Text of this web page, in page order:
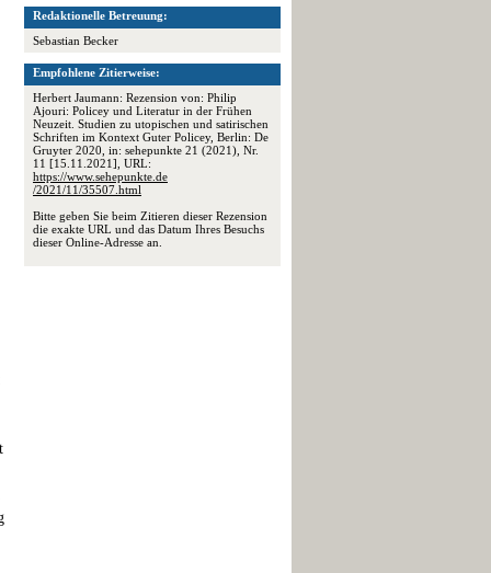
Redaktionelle Betreuung:
Sebastian Becker
Empfohlene Zitierweise:
Herbert Jaumann: Rezension von: Philip
Ajouri: Policey und Literatur in der Frühen
Neuzeit. Studien zu utopischen und satirischen
Schriften im Kontext Guter Policey, Berlin: De
Gruyter 2020, in: sehepunkte 21 (2021), Nr.
11 [15.11.2021], URL:
https://www.sehepunkte.de
/2021/11/35507.html
Bitte geben Sie beim Zitieren dieser Rezension
die exakte URL und das Datum Ihres Besuchs
dieser Online-Adresse an.